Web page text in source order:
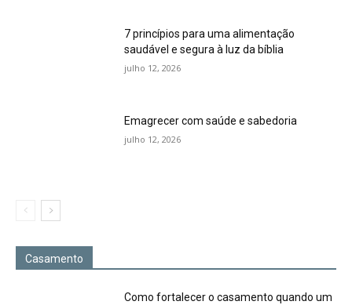
7 princípios para uma alimentação
saudável e segura à luz da bíblia
julho 12, 2026
Emagrecer com saúde e sabedoria
julho 12, 2026
Casamento
Como fortalecer o casamento quando um